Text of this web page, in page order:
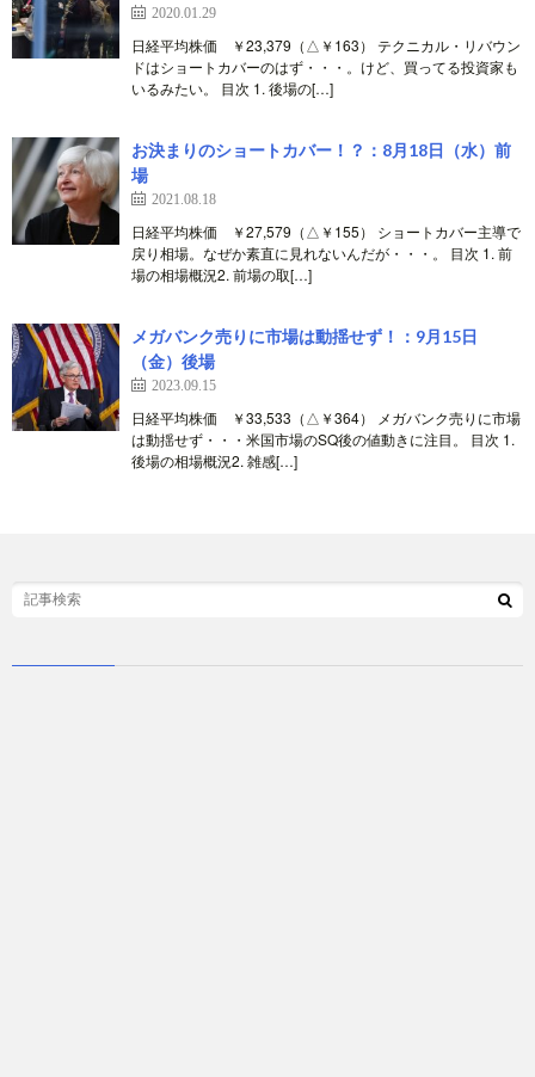
2020.01.29
日経平均株価 ￥23,379（△￥163） テクニカル・リバウン
ドはショートカバーのはず・・・。けど、買ってる投資家も
いるみたい。 目次 1. 後場の[…]
お決まりのショートカバー！？：8月18日（水）前
場
2021.08.18
日経平均株価 ￥27,579（△￥155） ショートカバー主導で
戻り相場。なぜか素直に見れないんだが・・・。 目次 1. 前
場の相場概況2. 前場の取[…]
メガバンク売りに市場は動揺せず！：9月15日
（金）後場
2023.09.15
日経平均株価 ￥33,533（△￥364） メガバンク売りに市場
は動揺せず・・・米国市場のSQ後の値動きに注目。 目次 1.
後場の相場概況2. 雑感[…]